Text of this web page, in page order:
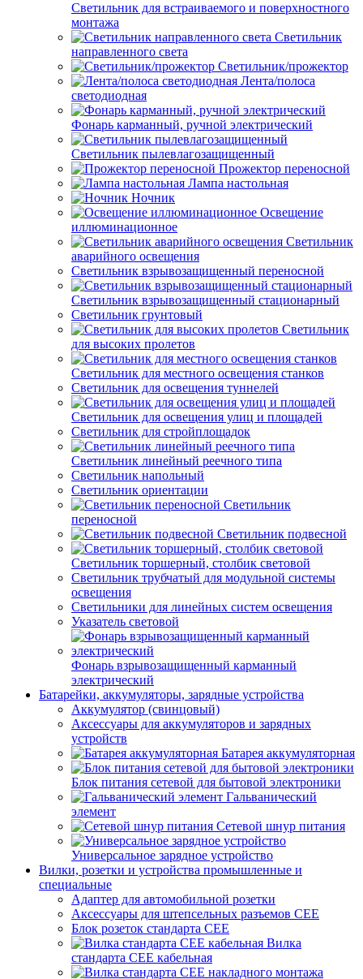
Светильник для встраиваемого и поверхностного
монтажа
Светильник
направленного света
Светильник/прожектор
Лента/полоса
светодиодная
Фонарь карманный, ручной электрический
Светильник пылевлагозащищенный
Прожектор переносной
Лампа настольная
Ночник
Освещение
иллюминационное
Светильник
аварийного освещения
Светильник взрывозащищенный переносной
Светильник взрывозащищенный стационарный
Светильник грунтовый
Светильник
для высоких пролетов
Светильник для местного освещения станков
Светильник для освещения туннелей
Светильник для освещения улиц и площадей
Светильник для стройплощадок
Светильник линейный реечного типа
Светильник напольный
Светильник ориентации
Светильник
переносной
Светильник подвесной
Светильник торшерный, столбик световой
Светильник трубчатый для модульной системы
освещения
Светильники для линейных систем освещения
Указатель световой
Фонарь взрывозащищенный карманный
электрический
Батарейки, аккумуляторы, зарядные устройства
Аккумулятор (свинцовый)
Аксессуары для аккумуляторов и зарядных
устройств
Батарея аккумуляторная
Блок питания сетевой для бытовой электроники
Гальванический
элемент
Сетевой шнур питания
Универсальное зарядное устройство
Вилки, розетки и устройства промышленные и
специальные
Адаптер для автомобильной розетки
Аксессуары для штепсельных разъемов CEE
Блок розеток стандарта CEE
Вилка
стандарта CEE кабельная